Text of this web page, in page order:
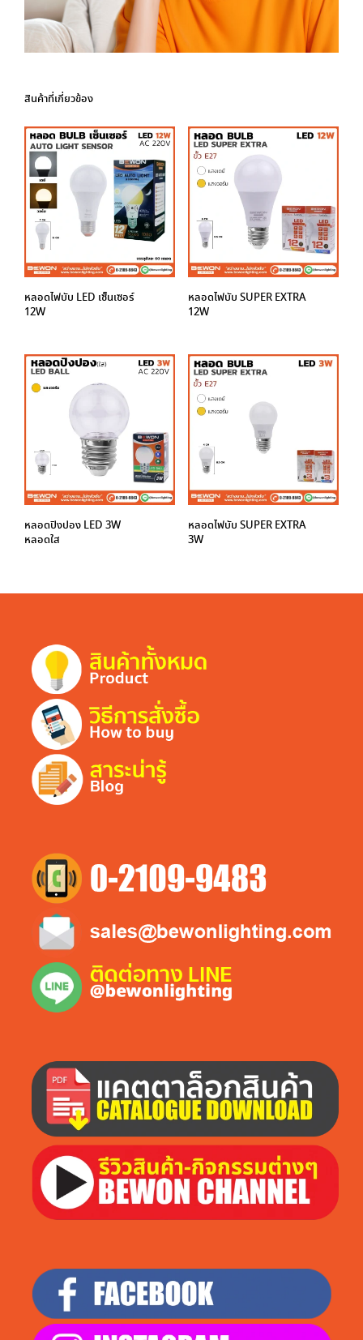
สินค้าที่เกี่ยวข้อง
หลอดไฟบับ LED เซ็นเซอร์
12W
หลอดไฟบับ SUPER EXTRA
12W
หลอดปิงปอง LED 3W
หลอดใส
หลอดไฟบับ SUPER EXTRA
3W